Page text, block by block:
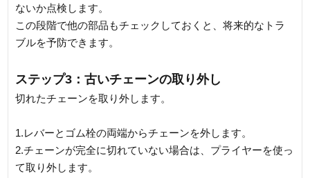
ないか点検します。
この段階で他の部品もチェックしておくと、将来的なトラ
ブルを予防できます。
ステップ3：古いチェーンの取り外し
切れたチェーンを取り外します。
1.レバーとゴム栓の両端からチェーンを外します。
2.チェーンが完全に切れていない場合は、プライヤーを使っ
て取り外します。